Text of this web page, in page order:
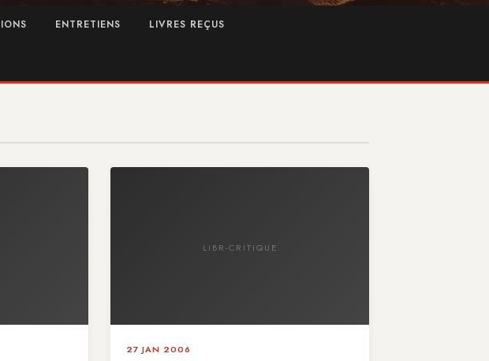
ENTRETIENS LIVRES REÇUS
LIBR-CRITIQUE
27 JAN 2006